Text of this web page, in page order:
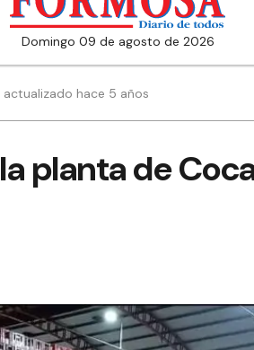
domingo 09 de agosto de 2026
actualizado hace 5 años
planta de